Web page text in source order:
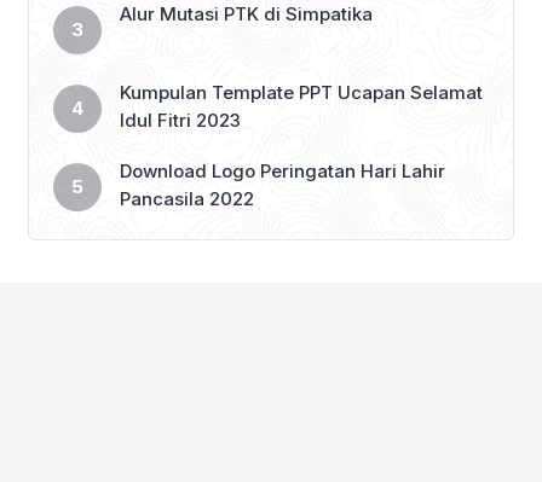
Alur Mutasi PTK di Simpatika
Kumpulan Template PPT Ucapan Selamat
Idul Fitri 2023
Download Logo Peringatan Hari Lahir
Pancasila 2022